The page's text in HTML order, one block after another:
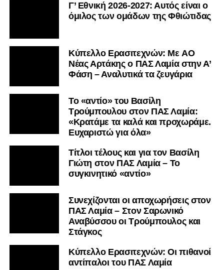
Γ’ Εθνική 2026-2027: Αυτός είναι ο
όμιλος των ομάδων της Φθιώτιδας
Kύπελλο Ερασιτεχνών: Με AO
Nέας Αρτάκης ο ΠΑΣ Λαμία στην Α’
Φάση – Αναλυτικά τα ζευγάρια
Το «αντίο» του Βασίλη
Τρούμπουλου στον ΠΑΣ Λαμία:
«Κρατάμε τα καλά και προχωράμε.
Ευχαριστώ για όλα»
Τίτλοι τέλους και για τον Βασίλη
Γιώτη στον ΠΑΣ Λαμία – Το
συγκινητικό «αντίο»
Συνεχίζονται οι αποχωρήσεις στον
ΠΑΣ Λαμία – Στον Σαρωνικό
Αναβύσσου οι Τρούμπουλος και
Στάγκος
Κύπελλο Ερασιτεχνών: Οι πιθανοί
αντίπαλοι του ΠΑΣ Λαμία